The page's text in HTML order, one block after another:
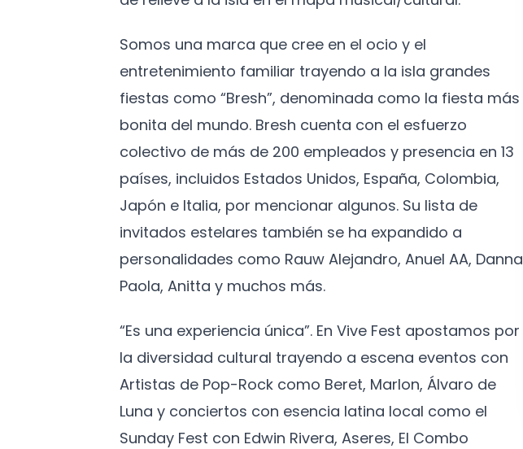
Somos una marca que cree en el ocio y el
entretenimiento familiar trayendo a la isla grandes
fiestas como “Bresh”, denominada como la fiesta más
bonita del mundo. Bresh cuenta con el esfuerzo
colectivo de más de 200 empleados y presencia en 13
países, incluidos Estados Unidos, España, Colombia,
Japón e Italia, por mencionar algunos. Su lista de
invitados estelares también se ha expandido a
personalidades como Rauw Alejandro, Anuel AA, Danna
Paola, Anitta y muchos más.
“Es una experiencia única”. En Vive Fest apostamos por
la diversidad cultural trayendo a escena eventos con
Artistas de Pop-Rock como Beret, Marlon, Álvaro de
Luna y conciertos con esencia latina local como el
Sunday Fest con Edwin Rivera, Aseres, El Combo